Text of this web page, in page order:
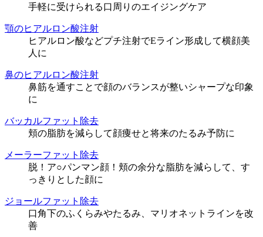
手軽に受けられる口周りのエイジングケア
顎のヒアルロン酸注射
ヒアルロン酸などプチ注射でEライン形成して横顔美
人に
鼻のヒアルロン酸注射
鼻筋を通すことで顔のバランスが整いシャープな印象
に
バッカルファット除去
頬の脂肪を減らして顔痩せと将来のたるみ予防に
メーラーファット除去
脱！ア○パンマン顔！頬の余分な脂肪を減らして、す
っきりとした顔に
ジョールファット除去
口角下のふくらみやたるみ、マリオネットラインを改
善